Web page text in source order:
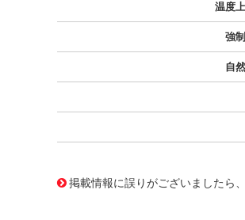
温度
強
自
掲載情報に誤りがございましたら